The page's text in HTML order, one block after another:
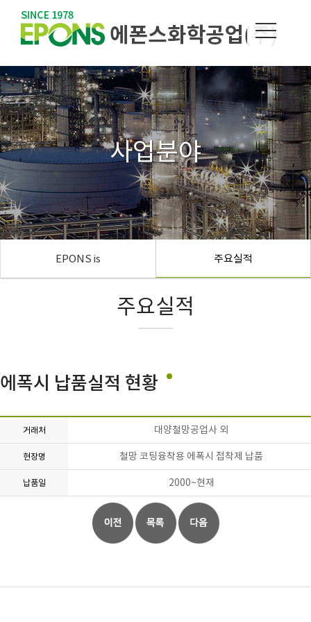
사업분야
EPONS is 주요실적
주요실적
에폭시 납품실적 현황
거래처 대양철망공업사 외
현장명 철망 코팅융착용 에폭시 접착제 납품
납품일 2000~현재